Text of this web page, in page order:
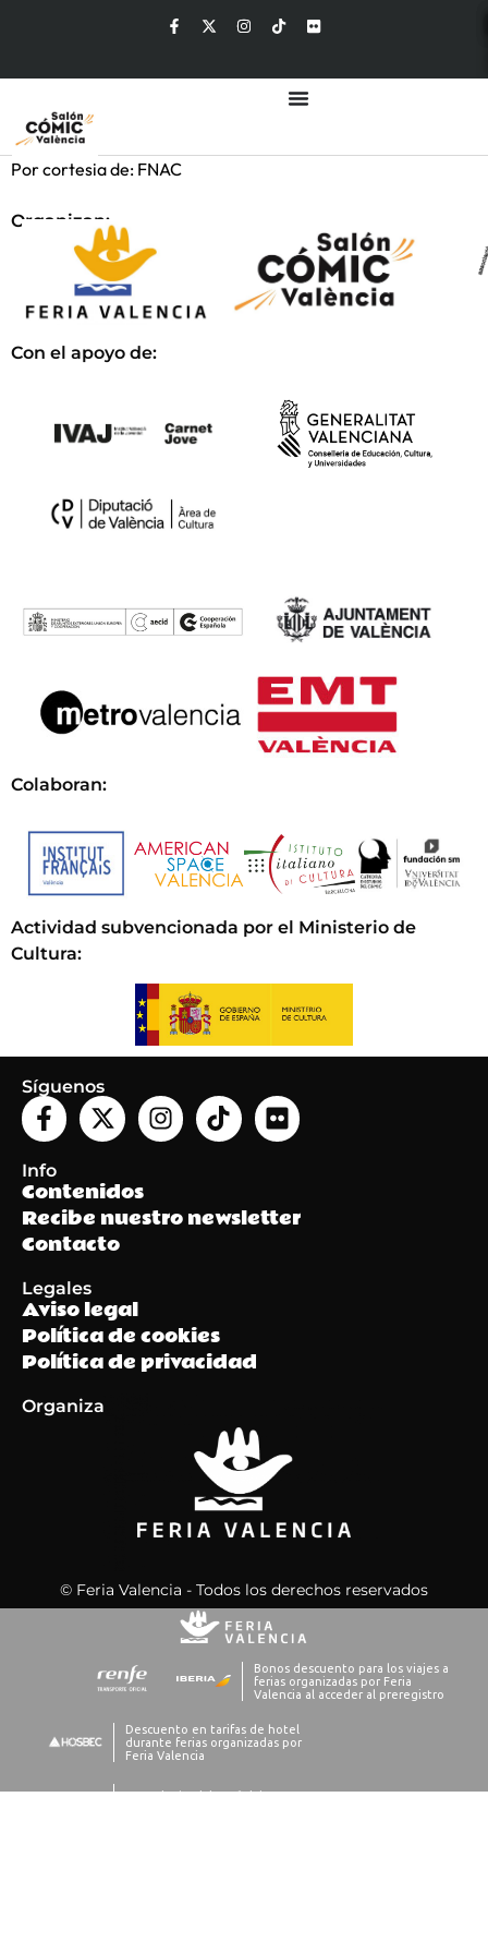
Por cortesia de: FNAC
Organizan:
Con el apoyo de:
Colaboran:
Actividad subvencionada por el Ministerio de
Cultura:
Síguenos
Info
Contenidos
Recibe nuestro newsletter
Contacto
Legales
Aviso legal
Política de cookies
Política de privacidad
Organiza
© Feria Valencia - Todos los derechos reservados